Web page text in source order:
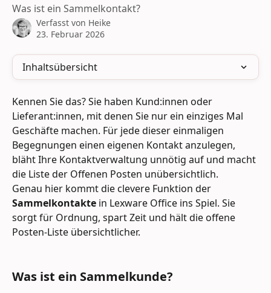
Was ist ein Sammelkontakt?
Verfasst von Heike
23. Februar 2026
Inhaltsübersicht
Kennen Sie das? Sie haben Kund:innen oder
Lieferant:innen, mit denen Sie nur ein einziges Mal
Geschäfte machen. Für jede dieser einmaligen
Begegnungen einen eigenen Kontakt anzulegen,
bläht Ihre Kontaktverwaltung unnötig auf und macht
die Liste der Offenen Posten unübersichtlich.
Genau hier kommt die clevere Funktion der
Sammelkontakte in Lexware Office ins Spiel. Sie
sorgt für Ordnung, spart Zeit und hält die offene
Posten-Liste übersichtlicher.
Was ist ein Sammelkunde?